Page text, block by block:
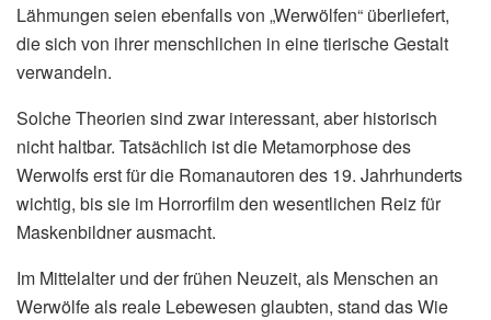
Lähmungen seien ebenfalls von „Werwölfen“ überliefert,
die sich von ihrer menschlichen in eine tierische Gestalt
verwandeln.
Solche Theorien sind zwar interessant, aber historisch
nicht haltbar. Tatsächlich ist die Metamorphose des
Werwolfs erst für die Romanautoren des 19. Jahrhunderts
wichtig, bis sie im Horrorfilm den wesentlichen Reiz für
Maskenbildner ausmacht.
Im Mittelalter und der frühen Neuzeit, als Menschen an
Werwölfe als reale Lebewesen glaubten, stand das Wie